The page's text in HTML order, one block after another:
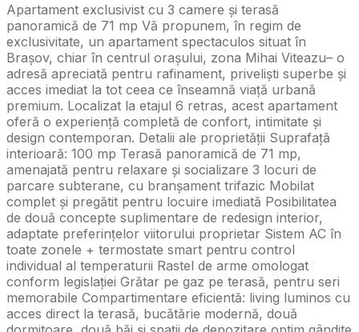
Apartament exclusivist cu 3 camere și terasă
panoramică de 71 mp Vă propunem, în regim de
exclusivitate, un apartament spectaculos situat în
Brașov, chiar în centrul orașului, zona Mihai Viteazu– o
adresă apreciată pentru rafinament, priveliști superbe și
acces imediat la tot ceea ce înseamnă viață urbană
premium. Localizat la etajul 6 retras, acest apartament
oferă o experiență completă de confort, intimitate și
design contemporan. Detalii ale proprietății Suprafață
interioară: 100 mp Terasă panoramică de 71 mp,
amenajată pentru relaxare și socializare 3 locuri de
parcare subterane, cu branșament trifazic Mobilat
complet și pregătit pentru locuire imediată Posibilitatea
de două concepte suplimentare de redesign interior,
adaptate preferințelor viitorului proprietar Sistem AC în
toate zonele + termostate smart pentru control
individual al temperaturii Rastel de arme omologat
conform legislației Grătar pe gaz pe terasă, pentru seri
memorabile Compartimentare eficientă: living luminos cu
acces direct la terasă, bucătărie modernă, două